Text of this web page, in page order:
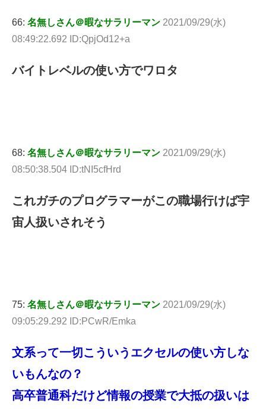
66: 名無しさん＠暇なサラリーマン 2021/09/29(水)
08:49:22.692 ID:QpjOd12+a
バイトレベルの使い方でワロタ
68: 名無しさん＠暇なサラリーマン 2021/09/29(水)
08:50:38.504 ID:tNI5cfHrd
これガチのプログラマーがこの職場行けば宇
宙人扱いされそう
75: 名無しさん＠暇なサラリーマン 2021/09/29(水)
09:05:29.292 ID:PCwR/Emka
文系って一切こういうエクセルの使い方しな
いもんなの？
高卒普通科だけど情報の授業で大抵の扱いは